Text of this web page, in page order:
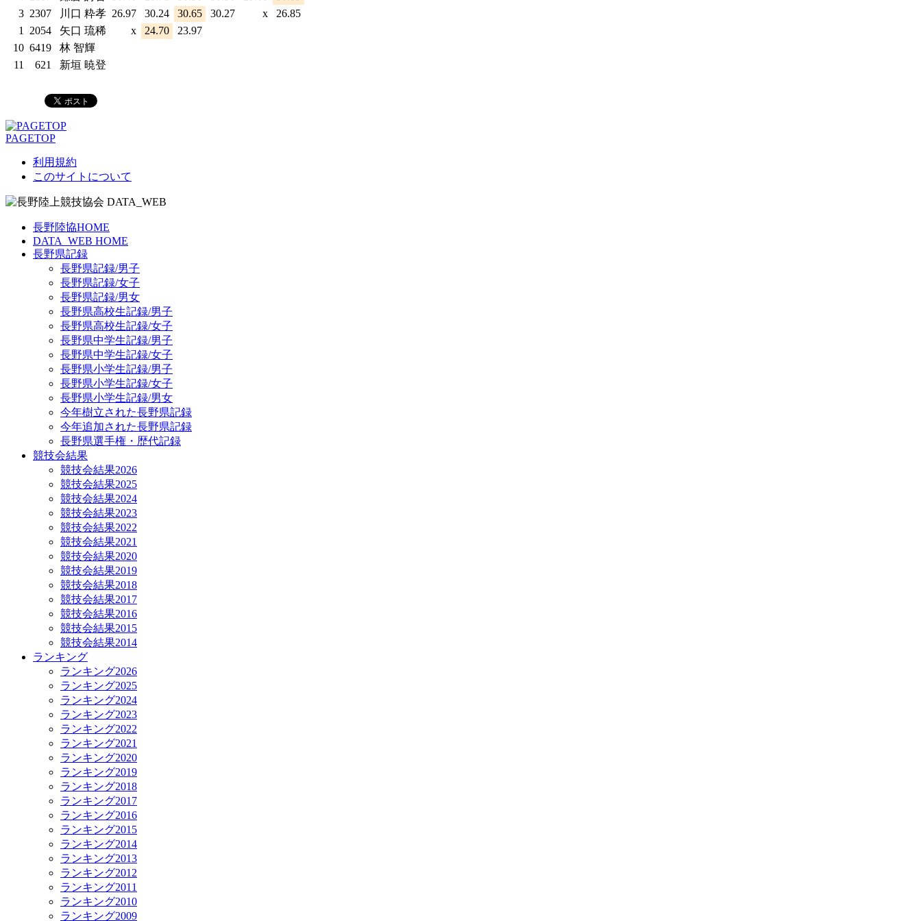
3 2307 川口 粋孝 26.97 30.24 30.65 30.27 x
26.85
1
2054 矢口 琉稀 x 24.70
23.97
10 6419
林 智輝
11
621 新垣 暁登
PAGETOP
利用規約
このサイトについて
長野陸協HOME
DATA_WEB HOME
長野県記録
長野県記録/男子
長野県記録/女子
長野県記録/男女
長野県高校生記録/男子
長野県高校生記録/女子
長野県中学生記録/男子
長野県中学生記録/女子
長野県小学生記録/男子
長野県小学生記録/女子
長野県小学生記録/男女
今年樹立された長野県記録
今年追加された長野県記録
長野県選手権・歴代記録
競技会結果
競技会結果2026
競技会結果2025
競技会結果2024
競技会結果2023
競技会結果2022
競技会結果2021
競技会結果2020
競技会結果2019
競技会結果2018
競技会結果2017
競技会結果2016
競技会結果2015
競技会結果2014
ランキング
ランキング2026
ランキング2025
ランキング2024
ランキング2023
ランキング2022
ランキング2021
ランキング2020
ランキング2019
ランキング2018
ランキング2017
ランキング2016
ランキング2015
ランキング2014
ランキング2013
ランキング2012
ランキング2011
ランキング2010
ランキング2009